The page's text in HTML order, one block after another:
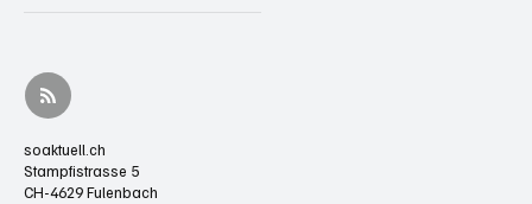
soaktuell.ch
Stampfistrasse 5
CH-4629 Fulenbach